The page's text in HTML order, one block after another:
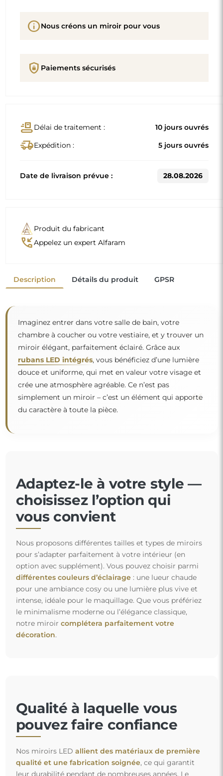
infoNous créons un miroir pour vous
shield_lock Paiements sécurisés
conveyor_beltDélai de traitement : 10 jours ouvrés
delivery_truck_speedExpédition : 5 jours ouvrés
Date de livraison prévue : 28.08.2026
Produit du fabricant
phone_callbackAppelez un expert Alfaram
Description Détails du produit GPSR
Imaginez entrer dans votre salle de bain, votre
chambre à coucher ou votre vestiaire, et y trouver un
miroir élégant, parfaitement éclairé. Grâce aux
rubans LED intégrés, vous bénéficiez d’une lumière
douce et uniforme, qui met en valeur votre visage et
crée une atmosphère agréable. Ce n’est pas
simplement un miroir – c’est un élément qui apporte
du caractère à toute la pièce.
“
Adaptez-le à votre style —
choisissez l’option qui
vous convient
Nous proposons différentes tailles et types de miroirs
pour s’adapter parfaitement à votre intérieur (en
option avec supplément). Vous pouvez choisir parmi
différentes couleurs d’éclairage: une lueur chaude
pour une ambiance cosy ou une lumière plus vive et
intense, idéale pour le maquillage. Que vous préfériez
le minimalisme moderne ou l’élégance classique,
notre miroir complétera parfaitement votre
décoration.
Qualité à laquelle vous
pouvez faire confiance
Nos miroirs LED allient des matériaux de première
qualité et une fabrication soignée, ce qui garantit
leur durabilité pendant de nombreuses années. Le